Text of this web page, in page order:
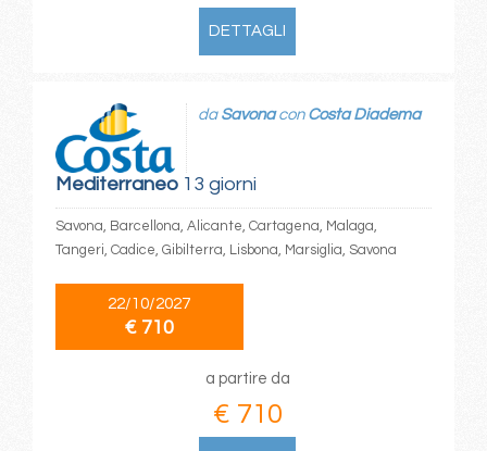
DETTAGLI
Mediterraneo13 giorni
da Savonacon Costa Diadema
Savona, Barcellona, Alicante, Cartagena, Malaga,
Tangeri, Cadice, Gibilterra, Lisbona, Marsiglia, Savona
22/10/2027
€ 710
a partire da
€ 710